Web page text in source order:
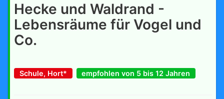
Hecke und Waldrand -
Lebensräume für Vogel und
Co.
Schule, Hort* empfohlen von 5 bis 12 Jahren